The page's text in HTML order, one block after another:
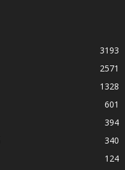
3193
2571
1328
601
394
340
124